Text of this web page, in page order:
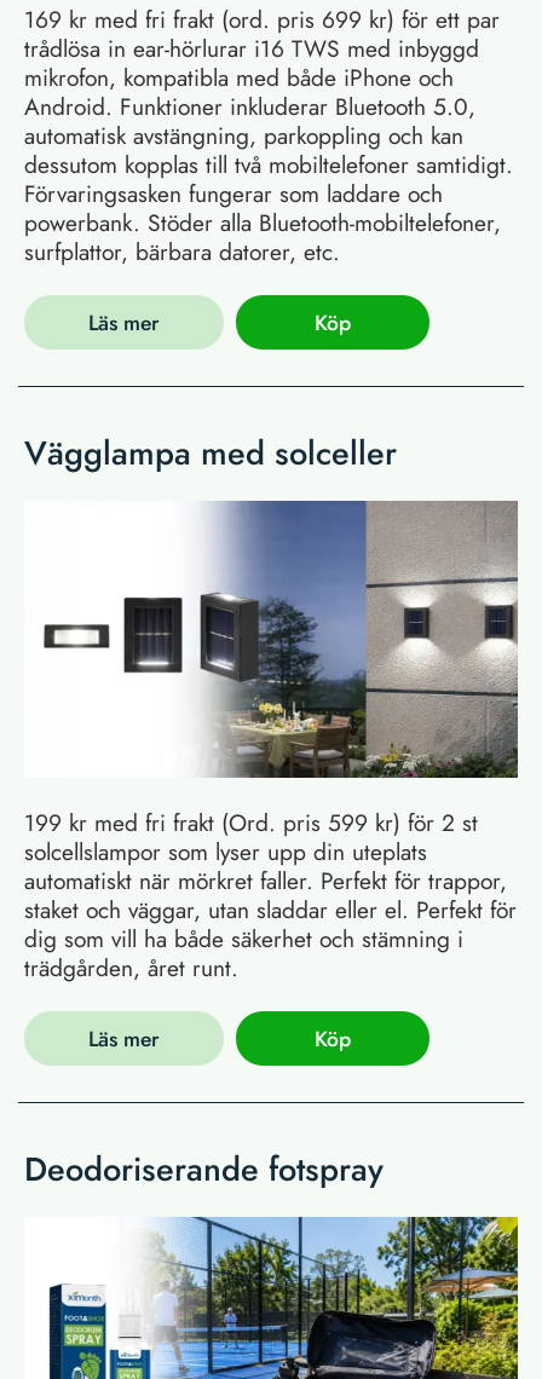
169 kr med fri frakt (ord. pris 699 kr) för ett par
trådlösa in ear-hörlurar i16 TWS med inbyggd
mikrofon, kompatibla med både iPhone och
Android. Funktioner inkluderar Bluetooth 5.0,
automatisk avstängning, parkoppling och kan
dessutom kopplas till två mobiltelefoner samtidigt.
Förvaringsasken fungerar som laddare och
powerbank. Stöder alla Bluetooth-mobiltelefoner,
surfplattor, bärbara datorer, etc.
Läs mer Köp
Vägglampa med solceller
199 kr med fri frakt (Ord. pris 599 kr) för 2 st
solcellslampor som lyser upp din uteplats
automatiskt när mörkret faller. Perfekt för trappor,
staket och väggar, utan sladdar eller el. Perfekt för
dig som vill ha både säkerhet och stämning i
trädgården, året runt.
Läs mer Köp
Deodoriserande fotspray